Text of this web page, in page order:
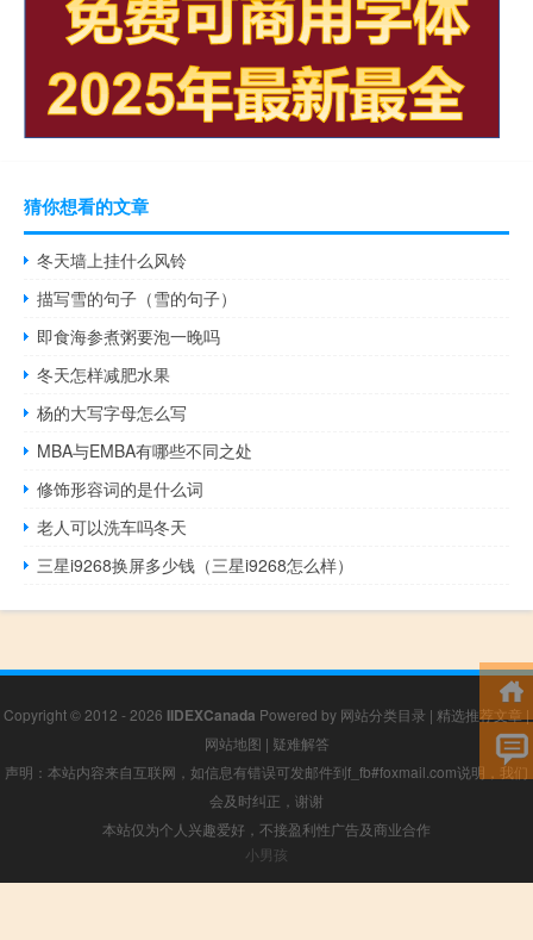
猜你想看的文章
冬天墙上挂什么风铃
描写雪的句子（雪的句子）
即食海参煮粥要泡一晚吗
冬天怎样减肥水果
杨的大写字母怎么写
MBA与EMBA有哪些不同之处
修饰形容词的是什么词
老人可以洗车吗冬天
三星i9268换屏多少钱（三星i9268怎么样）
Copyright © 2012 - 2026 IIDEXCanada Powered by 网站分类目录 | 精选推荐文章 |
网站地图 | 疑难解答
声明：本站内容来自互联网，如信息有错误可发邮件到f_fb#foxmail.com说明，我们
会及时纠正，谢谢
本站仅为个人兴趣爱好，不接盈利性广告及商业合作
小男孩